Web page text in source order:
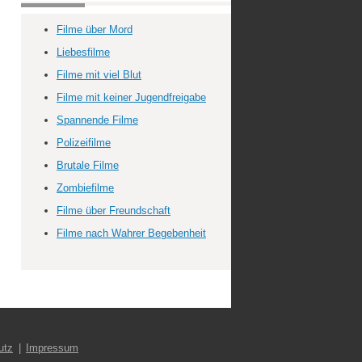
Filme über Mord
Liebesfilme
Filme mit viel Blut
Filme mit keiner Jugendfreigabe
Spannende Filme
Polizeifilme
Brutale Filme
Zombiefilme
Filme über Freundschaft
Filme nach Wahrer Begebenheit
Impressum